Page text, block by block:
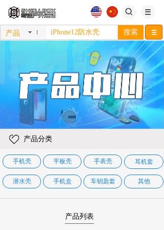
产品 搜索
产品分类
手表壳
平板壳
手机壳 耳机套
其他
手机盒
潜水壳 车钥匙套
产品列表